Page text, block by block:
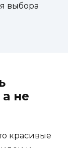
выбора
не
красивые